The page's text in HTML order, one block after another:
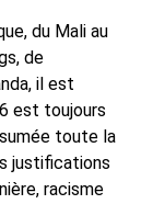
du Mali au
de
il est
est toujours
toute la
justifications
racisme